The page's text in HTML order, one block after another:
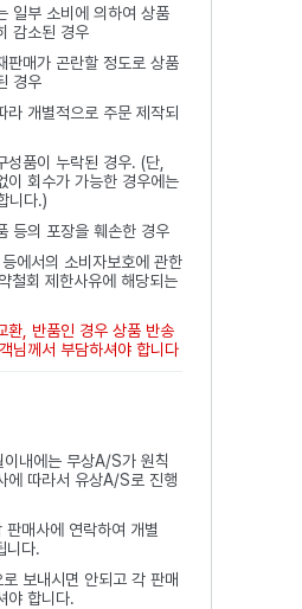
일부 소비에 의하여 상품
감소된 경우
판매가 곤란할 정도로 상품
경우
라 개별적으로 주문 제작되
성품이 누락된 경우. (단,
이 회수가 가능한 경우에는
니다.)
등의 포장을 훼손한 경우
에서의 소비자보호에 관한
철회 제한사유에 해당되는
환, 반품인 경우 상품 반송
님께서 부담하셔야 합니다
내에는 무상A/S가 원칙
에 따라서 유상A/S로 진행
매사에 연락하여 개별
니다.
보내시면 안되고 각 판매
야 합니다.